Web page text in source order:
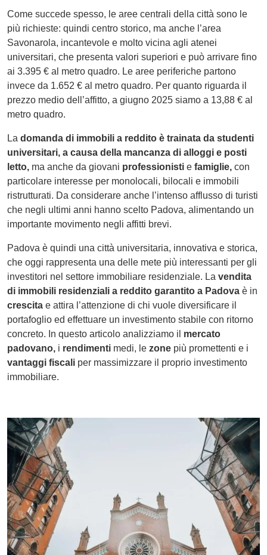
Come succede spesso, le aree centrali della città sono le
più richieste: quindi centro storico, ma anche l’area
Savonarola, incantevole e molto vicina agli atenei
universitari, che presenta valori superiori e può arrivare fino
ai 3.395 € al metro quadro. Le aree periferiche partono
invece da 1.652 € al metro quadro. Per quanto riguarda il
prezzo medio dell’affitto, a giugno 2025 siamo a 13,88 € al
metro quadro.
La domanda di immobili a reddito è trainata da studenti
universitari, a causa della mancanza di alloggi e posti
letto, ma anche da giovani professionisti e famiglie, con
particolare interesse per monolocali, bilocali e immobili
ristrutturati. Da considerare anche l’intenso afflusso di turisti
che negli ultimi anni hanno scelto Padova, alimentando un
importante movimento negli affitti brevi.
Padova è quindi una città universitaria, innovativa e storica,
che oggi rappresenta una delle mete più interessanti per gli
investitori nel settore immobiliare residenziale. La vendita
di immobili residenziali a reddito garantito a Padova è in
crescita e attira l’attenzione di chi vuole diversificare il
portafoglio ed effettuare un investimento stabile con ritorno
concreto. In questo articolo analizziamo il mercato
padovano, i rendimenti medi, le zone più promettenti e i
vantaggi fiscali per massimizzare il proprio investimento
immobiliare.